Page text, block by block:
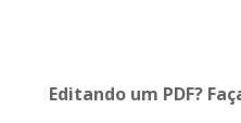
Editando um PDF?